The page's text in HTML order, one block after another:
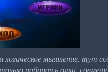
логическое мышление, тут
набирать очки,